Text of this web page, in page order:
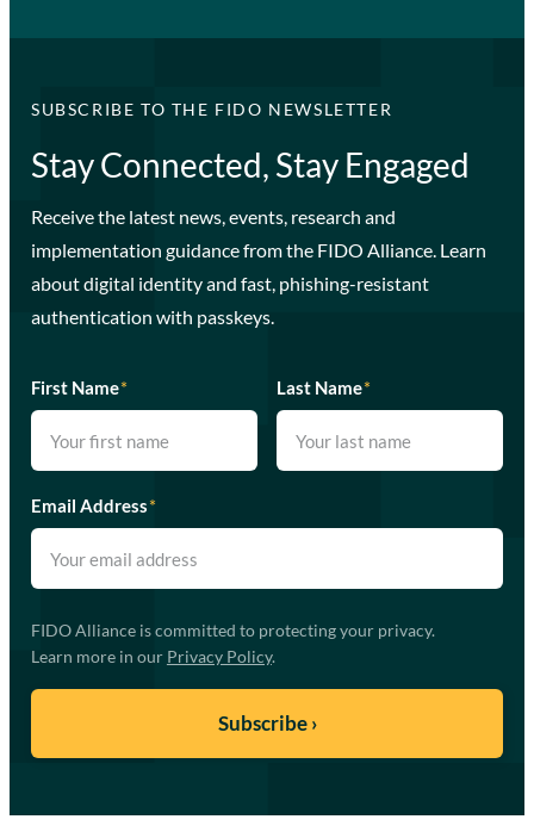
SUBSCRIBE TO THE FIDO NEWSLETTER
Stay Connected, Stay Engaged
Receive the latest news, events, research and
implementation guidance from the FIDO Alliance. Learn
about digital identity and fast, phishing-resistant
authentication with passkeys.
First Name* Last Name*
Email Address*
FIDO Alliance is committed to protecting your privacy.
Learn more in our Privacy Policy.